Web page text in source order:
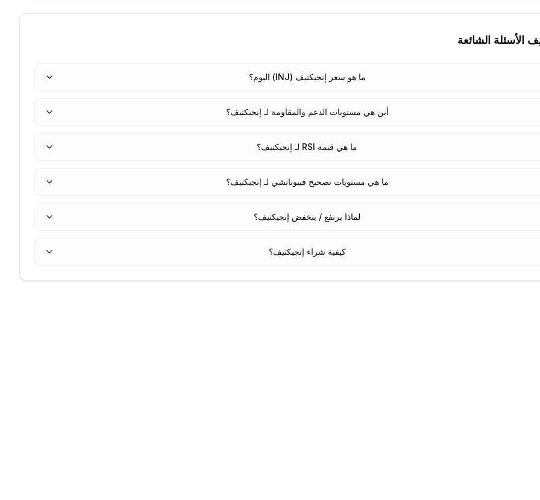
الأسئلة الشائعة
ما هو سعر إنجيكتيف (INJ) اليوم؟
أين هي مستويات الدعم والمقاومة لـ إنجيكتيف؟
ما هي قيمة RSI لـ إنجيكتيف؟
ما هي مستويات تصحيح فيبوناتشي لـ إنجيكتيف؟
لماذا يرتفع / ينخفض إنجيكتيف؟
كيفية شراء إنجيكتيف؟